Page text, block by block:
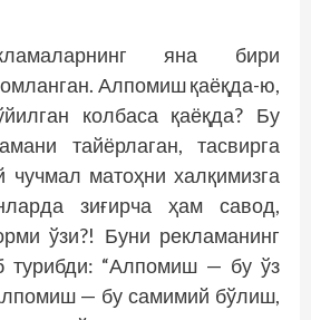
яна бири
Алпомиш қаёқда-ю,
колбаса қаёқда? Бу
тайёрлаган, тасвирга
матоҳни халқимизга
зиғирча ҳам савод,
ўзи?! Буни рекламанинг
турибди: “Алпомиш — бу ўз
— бу самимий бўлиш,